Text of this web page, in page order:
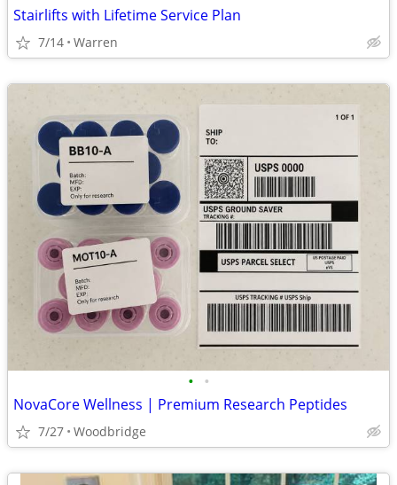
Stairlifts with Lifetime Service Plan
7/14 Warren
• •
NovaCore Wellness | Premium Research Peptides
7/27 Woodbridge